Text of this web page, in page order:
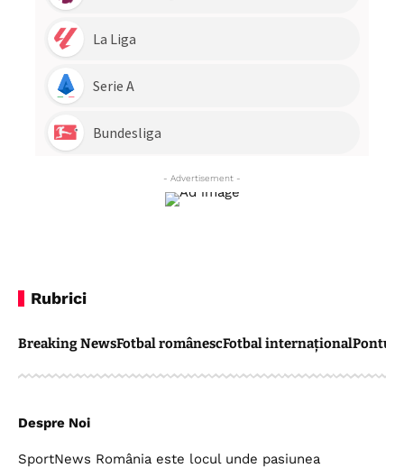
- Advertisement -
Rubrici
Breaking NewsFotbal românescFotbal internaționalPontul
Despre Noi
SportNews România este locul unde pasiunea